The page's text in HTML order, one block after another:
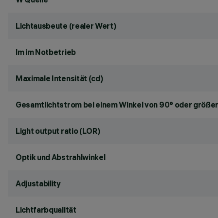
Lichtausbeute (realer Wert)
lm im Notbetrieb
Maximale Intensität (cd)
Gesamtlichtstrom bei einem Winkel von 90° oder
Light output ratio (LOR)
Optik und Abstrahlwinkel
Adjustability
Lichtfarbqualität